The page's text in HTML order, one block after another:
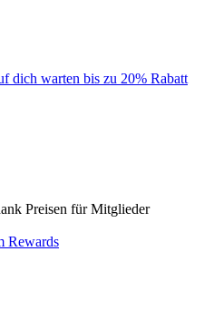
dich warten bis zu 20% Rabatt
Preisen für Mitglieder
Rewards